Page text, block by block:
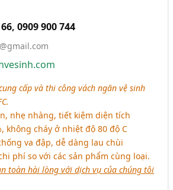
,0909 900 744
cấp và thi công vách ngăn vệ sinh
nhẹ nhàng, tiết kiệm diện tích
không cháy ở nhiệt độ 80 độ C
va đập, dễ dàng lau chùi
phí so với các sản phẩm cùng loại.
toàn hài lòng với dịch vụ của chúng tôi